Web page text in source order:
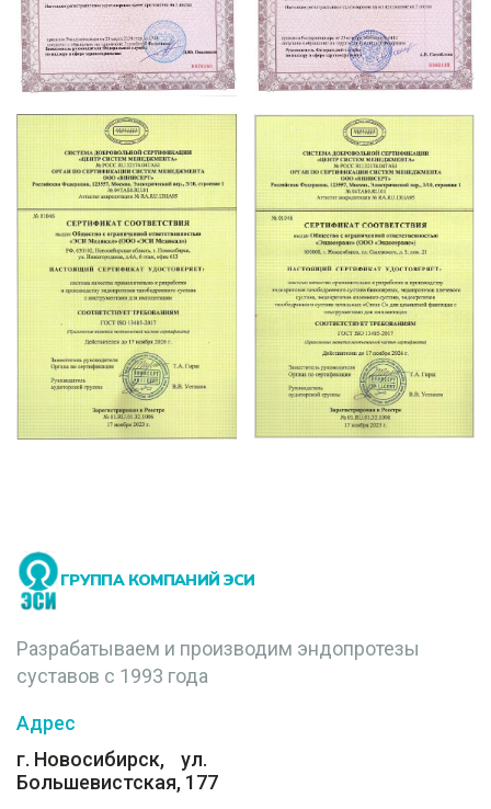
ГРУППА КОМПАНИЙ ЭСИ
Разрабатываем и производим эндопротезы
суставов с 1993 года
Адрес
г. Новосибирск, ул.
Большевистская, 177